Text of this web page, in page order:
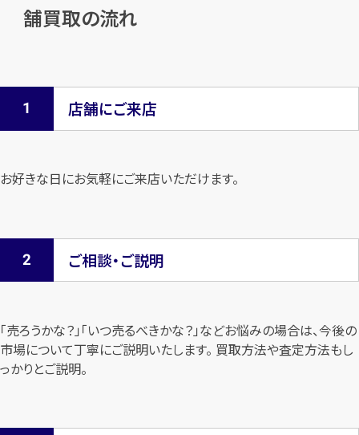
舗買取の流れ
店舗にご来店
お好きな日にお気軽にご来店いただけます。
ご相談・ご説明
「売ろうかな？」「いつ売るべきかな？」などお悩みの場合は、今後の
市場について丁寧にご説明いたします。 買取方法や査定方法もし
っかりとご説明。